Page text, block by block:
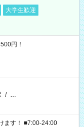
大学生歓迎
円！
/ …
ます！ ■7:00-24:00